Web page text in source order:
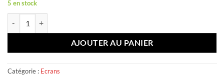
5 en stock
AJOUTER AU PANIER
Catégorie : Ecrans